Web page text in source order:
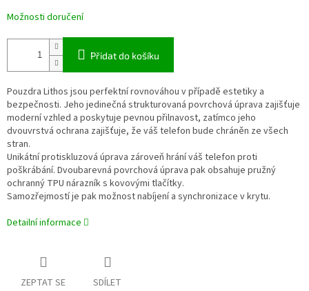
Možnosti doručení
Přidat do košíku
Pouzdra Lithos jsou perfektní rovnováhou v případě estetiky a
bezpečnosti. Jeho jedinečná strukturovaná povrchová úprava zajišťuje
moderní vzhled a poskytuje pevnou přilnavost, zatímco jeho
dvouvrstvá ochrana zajišťuje, že váš telefon bude chráněn ze všech
stran.
Unikátní protiskluzová úprava zároveň hrání váš telefon proti
poškrábání. Dvoubarevná povrchová úprava pak obsahuje pružný
ochranný TPU nárazník s kovovými tlačítky.
Samozřejmostí je pak možnost nabíjení a synchronizace v krytu.
Detailní informace
ZEPTAT SE SDÍLET